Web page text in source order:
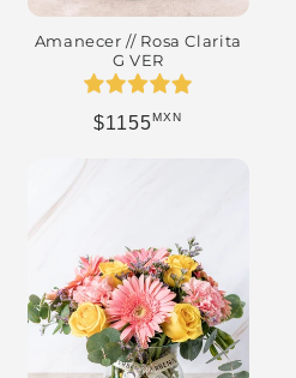
Amanecer // Rosa Clarita
G VER
Precio habitual
$1155MXN